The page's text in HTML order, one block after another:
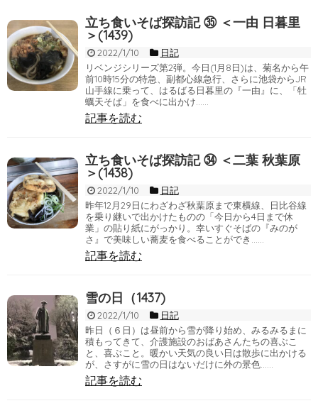
立ち食いそば探訪記 ㉟ ＜一由 日暮里
＞(1439)
2022/1/10
日記
リベンジシリーズ第2弾。今日(1月8日)は、菊名から午
前10時15分の特急、副都心線急行、さらに池袋からJR
山手線に乗って、はるばる日暮里の『一由』に、「牡
蠣天そば」を食べに出かけ……
記事を読む
立ち食いそば探訪記 ㉞ ＜二葉 秋葉原
＞(1438)
2022/1/10
日記
昨年12月29日にわざわざ秋葉原まで東横線、日比谷線
を乗り継いで出かけたものの「今日から4日まで休
業」の貼り紙にがっかり。幸いすぐそばの『みのが
さ』で美味しい蕎麦を食べることができ……
記事を読む
雪の日（1437)
2022/1/10
日記
昨日（６日）は昼前から雪が降り始め、みるみるまに
積もってきて、介護施設のおばあさんたちの喜ぶこ
と、喜ぶこと。暖かい天気の良い日は散歩に出かける
が、さすがに雪の日はないだけに外の景色……
記事を読む